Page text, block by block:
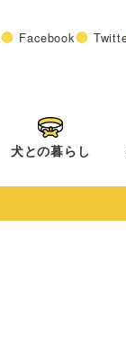
Facebook
犬との暮らし